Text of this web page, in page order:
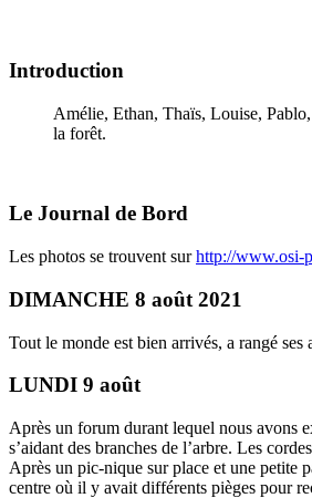
Introduction
Amélie, Ethan, Thaïs, Louise,
la forêt.
Le Journal de Bord
Les photos se trouvent surhttp://www.osi-
DIMANCHE 8 août 2021
Tout le monde est bien arrivés, a rangé
LUNDI 9 août
Après un forum durant lequel nous avons
s’aidant des branches de l’arbre. Les
Après un pic-nique sur place et une petite
centre où il y avait différents pièges pour